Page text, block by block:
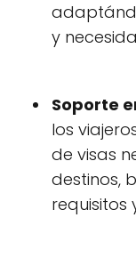
y
Soporte
los
de visas
destinos,
requisitos